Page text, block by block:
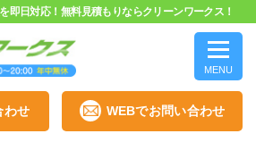
即日対応！無料見積もりならクリーンワークス！
MENU
わせ WEBでお問い合わせ